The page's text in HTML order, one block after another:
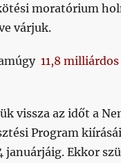
moratórium
várjuk.
11,8 milliárdos
vissza az időt a
Program
januárjáig. Ekkor